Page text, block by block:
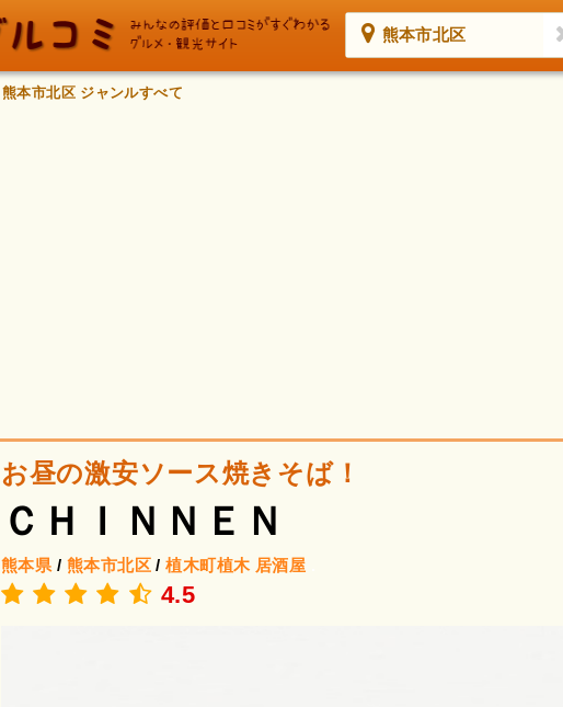
熊本市北区
熊本市北区 ジャンルすべて
お昼の激安ソース焼きそば！
ＣＨＩＮＮＥＮ
熊本県 / 熊本市北区/植木町植木 居酒屋
4.5